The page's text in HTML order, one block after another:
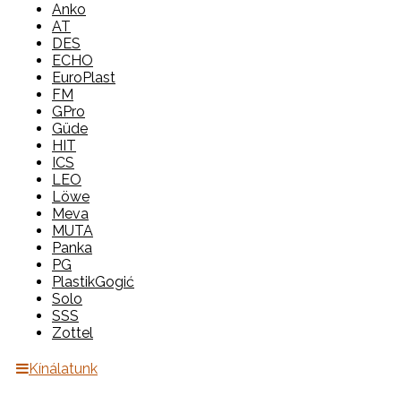
Anko
AT
DES
ECHO
EuroPlast
FM
GPro
Güde
HIT
ICS
LEO
Löwe
Meva
MUTA
Panka
PG
PlastikGogić
Solo
SSS
Zottel
Kínálatunk